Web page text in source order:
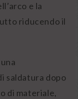
e la
riducendo il
saldatura dopo
di materiale,